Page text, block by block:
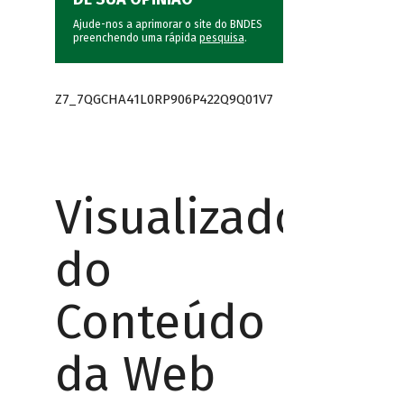
Ajude-nos a aprimorar o site do BNDES
preenchendo uma rápida pesquisa.
Z7_7QGCHA41L0RP906P422Q9Q01V7
Visualizador
do
Conteúdo
da Web